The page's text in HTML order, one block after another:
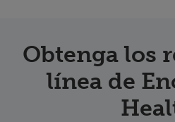
Obtenga los
línea de